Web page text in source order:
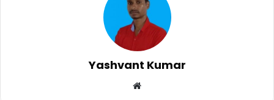
Yashvant Kumar